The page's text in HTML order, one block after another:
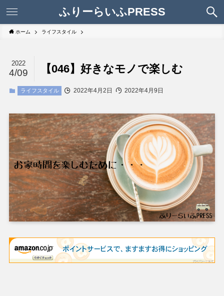
ふりーらいふPRESS
ホーム ライフスタイル
【046】好きなモノで楽しむ
2022
4/09
ライフスタイル 2022年4月2日 2022年4月9日